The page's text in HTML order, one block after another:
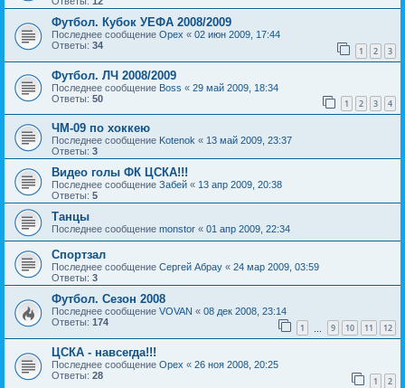
Футбол. Кубок УЕФА 2008/2009
Последнее сообщение Орех « 02 июн 2009, 17:44
Ответы: 34 1 2 3
Футбол. ЛЧ 2008/2009
Последнее сообщение Boss « 29 май 2009, 18:34
Ответы: 50 1 2 3 4
ЧМ-09 по хоккею
Последнее сообщение Kotenok « 13 май 2009, 23:37
Ответы: 3
Видео голы ФК ЦСКА!!!
Последнее сообщение Забей « 13 апр 2009, 20:38
Ответы: 5
Танцы
Последнее сообщение monstor « 01 апр 2009, 22:34
Спортзал
Последнее сообщение Сергей Абрау « 24 мар 2009, 03:59
Ответы: 3
Футбол. Сезон 2008
Последнее сообщение VOVAN « 08 дек 2008, 23:14
Ответы: 174 1 9 10 11 12
ЦСКА - навсегда!!!
Последнее сообщение Орех « 26 ноя 2008, 20:25
Ответы: 28 1 2